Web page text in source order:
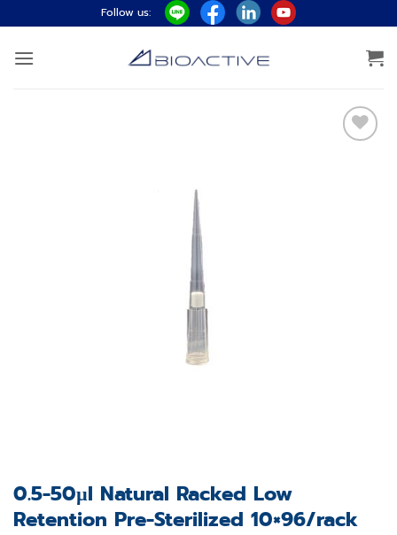
ไป
ยัง
Follow us:
0.5-50µl Natural Racked Low
Retention Pre-Sterilized 10×96/rack